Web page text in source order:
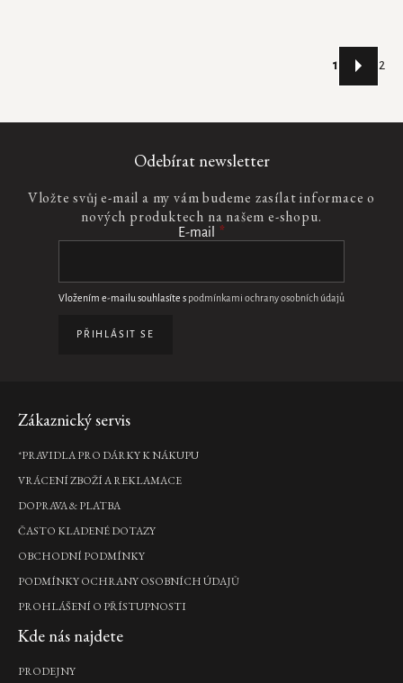
prvky
1 2
Odebírat newsletter
Vložte svůj e-mail a my vám budeme zasílat informace o
nových produktech na našem e-shopu.
E-mail
Vložením e-mailu souhlasíte s podmínkami ochrany osobních údajů
PŘIHLÁSIT SE
Zápatí
Zákaznický servis
*PRAVIDLA PRO DÁRKY K NÁKUPU
VRÁCENÍ ZBOŽÍ A REKLAMACE
DOPRAVA & PLATBA
ČASTO KLADENÉ DOTAZY
OBCHODNÍ PODMÍNKY
PODMÍNKY OCHRANY OSOBNÍCH ÚDAJŮ
PROHLÁŠENÍ O PŘÍSTUPNOSTI
Kde nás najdete
PRODEJNY